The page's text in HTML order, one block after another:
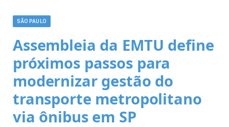
SÃO PAULO
Assembleia da EMTU define
próximos passos para
modernizar gestão do
transporte metropolitano
via ônibus em SP